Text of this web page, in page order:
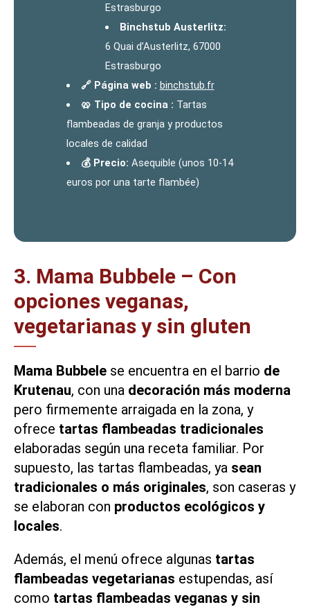
Estrasburgo
Binchstub Austerlitz:
6 Quai d’Austerlitz, 67000
Estrasburgo
🔗 Página web : binchstub.fr
🥨 Tipo de cocina : Tartas
flambeadas de granja y productos
locales de calidad
💰 Precio: Asequible (unos 10-14
euros por una tarte flambée)
3. Mama Bubbele – Con
opciones veganas,
vegetarianas y sin gluten
Mama Bubbele se encuentra en el barrio de
Krutenau, con una decoración más moderna
pero firmemente arraigada en la zona, y
ofrece tartas flambeadas tradicionales
elaboradas según una receta familiar. Por
supuesto, las tartas flambeadas, ya sean
tradicionales o más originales, son caseras y
se elaboran con productos ecológicos y
locales.
Además, el menú ofrece algunas tartas
flambeadas vegetarianas estupendas, así
como tartas flambeadas veganas y sin